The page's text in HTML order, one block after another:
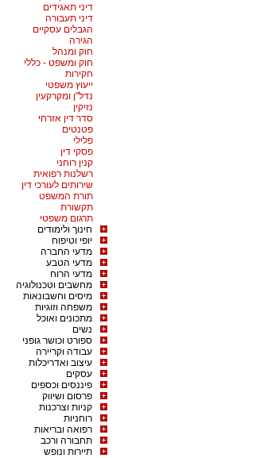
דיני תאגידים
דיני תעבורה
הגבלים עסקיים
הגירה
חוק ומנהל
חוק ומשפט - כללי
חקירות
ייעוץ משפטי
נדל"ן ומקרקעין
נזיקין
סדר דין אזרחי
פטנטים
פלילי
פסקי דין
קנין רוחני
רשלנות רפואית
שירותים לעורכי דין
תורת המשפט
תקשורת
תרגום משפטי
חינוך ולימודים
יופי וטיפוח
מדעי החברה
מדעי הטבע
מדעי הרוח
מחשבים וטכנולוגיה
מיסים וחשבונאות
משפחה וזוגיות
מתכונים ואוכל
נשים
ספורט וכושר גופני
עבודה וקריירה
עיצוב ואדריכלות
עסקים
פיננסים וכספים
פרסום ושיווק
קניות וצרכנות
רוחניות
רפואה ובריאות
תחבורה ורכב
תיירות ונופש